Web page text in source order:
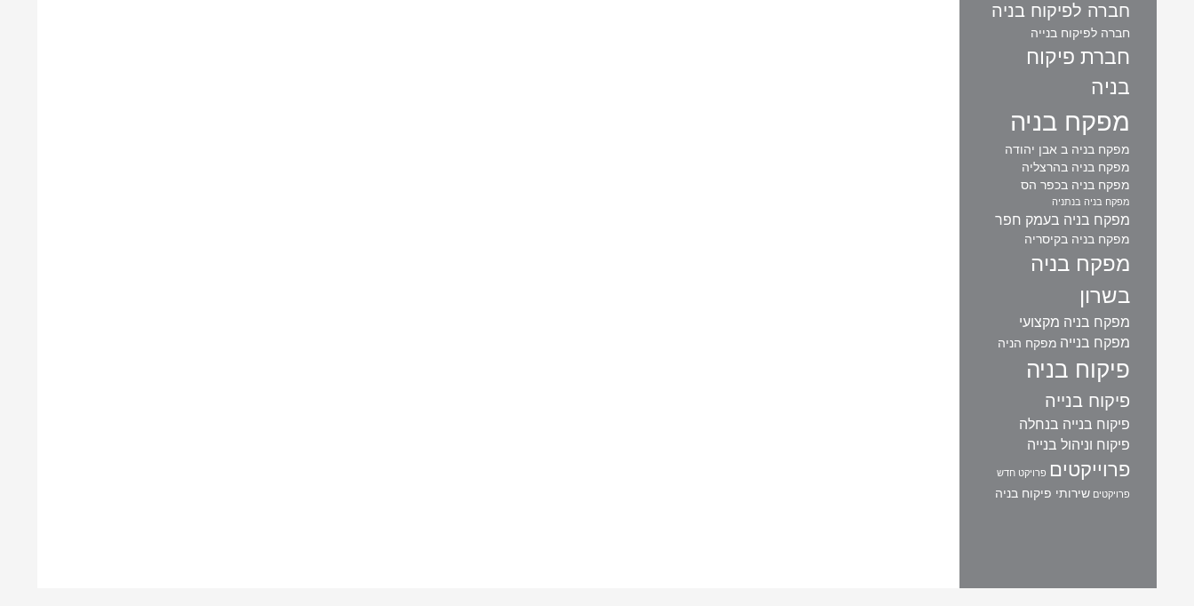
חברה לפיקוח בניה
חברה לפיקוח בנייה
חברת פיקוח
בניה
מפקח בניה
מפקח בניה ב אבן יהודה
מפקח בניה בהרצליה
מפקח בניה בכפר הס
מפקח בניה בנתניה
מפקח בניה בעמק חפר
מפקח בניה בקיסריה
מפקח בניה
בשרון
מפקח בניה מקצועי
מפקח בנייה מפקח הניה
פיקוח בניה
פיקוח בנייה
פיקוח בנייה בנחלה
פיקוח וניהול בנייה
פרוייקטים פרויקט חדש
פרויקטים שירותי פיקוח בניה